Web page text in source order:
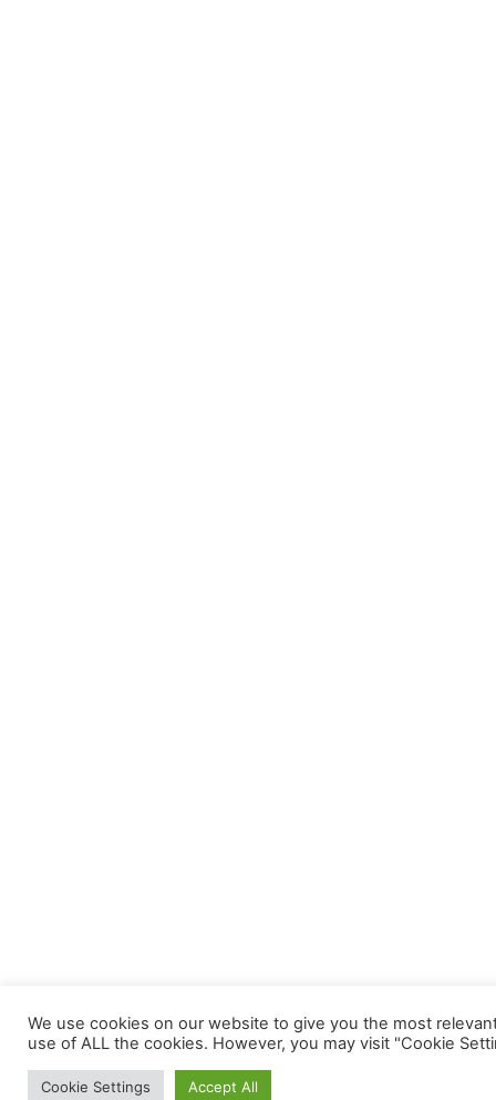
We use cookies on our website to give you the most
use of ALL the cookies. However, you may visit "Cookie
Cookie Settings Accept All